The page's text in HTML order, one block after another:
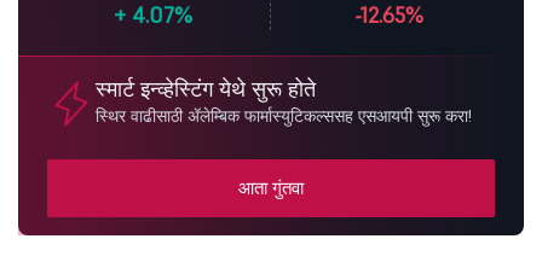
+4.07% -12.65%
स्मार्ट इन्व्हेस्टिंग येथे सुरू होते
स्थिर वाढीसाठी ॲलेम्बिक फार्मास्युटिकल्ससह एसआयपी सुरू करा!
आता गुंतवा